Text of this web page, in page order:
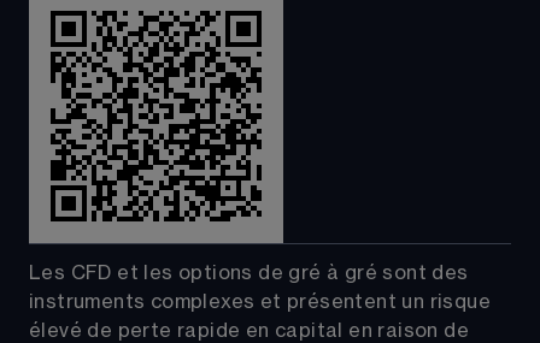
Les CFD et les options de gré à gré sont des
instruments complexes et présentent un risque
élevé de perte rapide en capital en raison de